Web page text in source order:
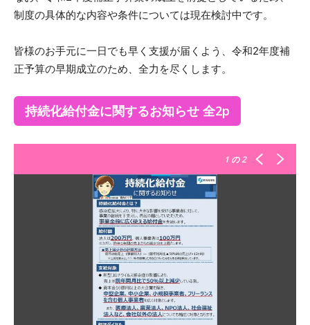
制度の具体的な内容や条件については現在検討中です。
皆様のお手元に一日でも早く支援が届くよう、令和2年度補
正予算の早期成立のため、全力を尽くします。
持続化給付金に関するお知らせ 全2p
1 の 2